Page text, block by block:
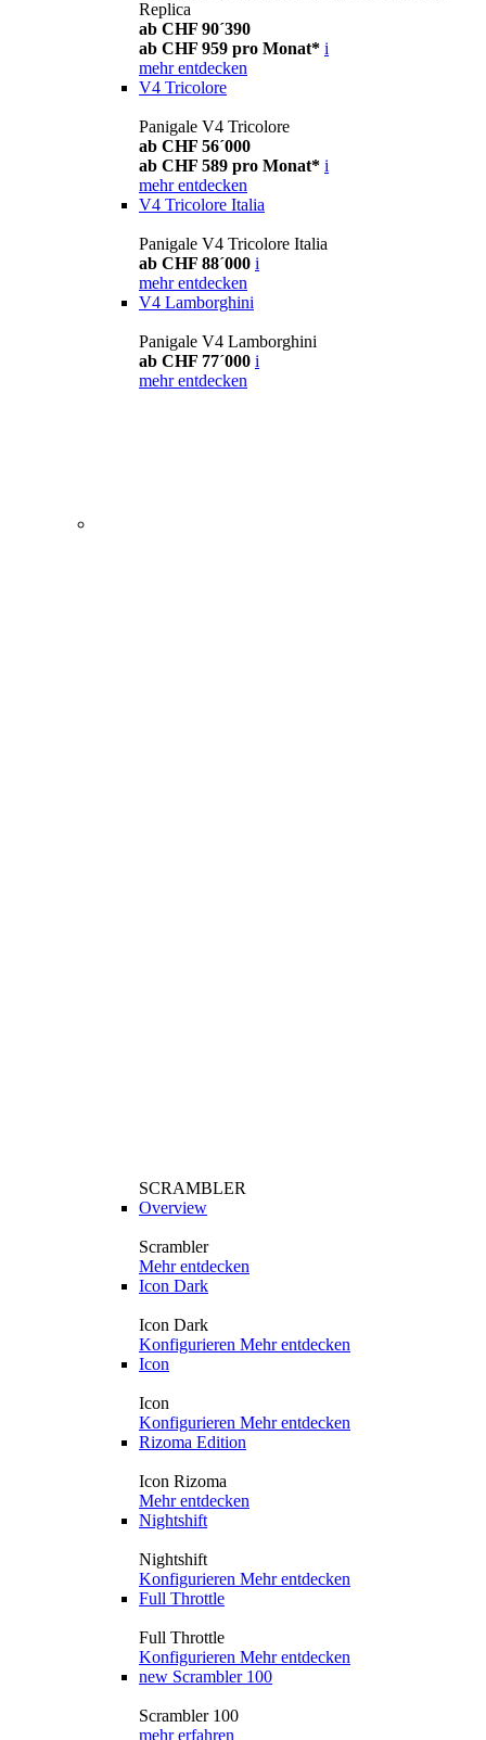
Replica
ab CHF 90´390
ab CHF 959 pro Monat* i
mehr entdecken
V4 Tricolore
Panigale V4 Tricolore
ab CHF 56´000
ab CHF 589 pro Monat* i
mehr entdecken
V4 Tricolore Italia
Panigale V4 Tricolore Italia
ab CHF 88´000 i
mehr entdecken
V4 Lamborghini
Panigale V4 Lamborghini
ab CHF 77´000 i
mehr entdecken
SCRAMBLER
Overview
Scrambler
Mehr entdecken
Icon Dark
Icon Dark
Konfigurieren Mehr entdecken
Icon
Icon
Konfigurieren Mehr entdecken
Rizoma Edition
Icon Rizoma
Mehr entdecken
Nightshift
Nightshift
Konfigurieren Mehr entdecken
Full Throttle
Full Throttle
Konfigurieren Mehr entdecken
new Scrambler 100
Scrambler 100
mehr erfahren